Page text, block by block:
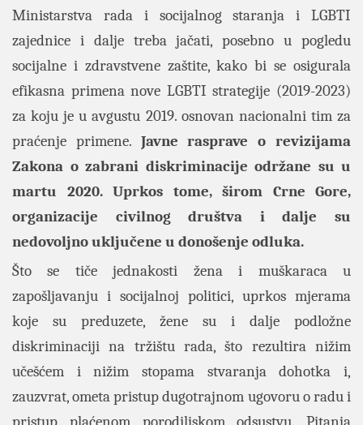
Ministarstva rada i socijalnog staranja i LGBTI
zajednice i dalje treba jačati, posebno u pogledu
socijalne i zdravstvene zaštite, kako bi se osigurala
efikasna primena nove LGBTI strategije (2019-2023)
za koju je u avgustu 2019. osnovan nacionalni tim za
praćenje primene. Javne rasprave o revizijama
Zakona o zabrani diskriminacije održane su u
martu 2020. Uprkos tome, širom Crne Gore,
organizacije civilnog društva i dalje su
nedovoljno uključene u donošenje odluka.
Što se tiče jednakosti žena i muškaraca u
zapošljavanju i socijalnoj politici, uprkos mjerama
koje su preduzete, žene su i dalje podložne
diskriminaciji na tržištu rada, što rezultira nižim
učešćem i nižim stopama stvaranja dohotka i,
zauzvrat, ometa pristup dugotrajnom ugovoru o radu i